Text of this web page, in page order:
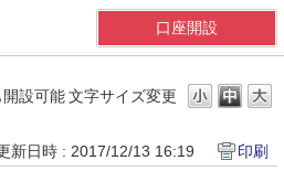
口座開設
文字サイズ変更
設可能
新日時 : 2017/12/13 16:19 印刷